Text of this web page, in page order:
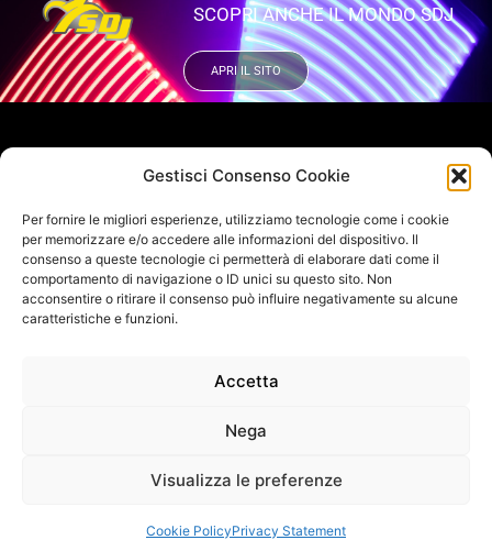
Gestisci Consenso Cookie
Per fornire le migliori esperienze, utilizziamo tecnologie come i cookie
per memorizzare e/o accedere alle informazioni del dispositivo. Il
consenso a queste tecnologie ci permetterà di elaborare dati come il
comportamento di navigazione o ID unici su questo sito. Non
acconsentire o ritirare il consenso può influire negativamente su alcune
caratteristiche e funzioni.
Accetta
Nega
Visualizza le preferenze
Cookie PolicyPrivacy Statement
SCOPRI ANCHE IL MONDO SDJ
APRI IL SITO
INFO DI CONTATTO
Via alla Ruenia 37/43, CAP 64027 Sant’Omero (TE) ITALY
R.E.A. n. 95381
VUOI RIMANERE AGGIORNATO?
Iscriviti alla newsletter
SEGUICI SUI NOSTRI SOCIAL